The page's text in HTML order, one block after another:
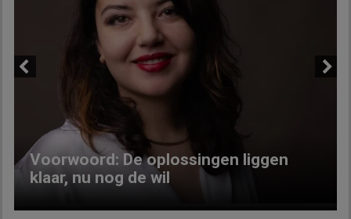
Voorwoord: De oplossingen liggen
klaar, nu nog de wil